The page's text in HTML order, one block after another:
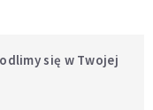
się w Twojej